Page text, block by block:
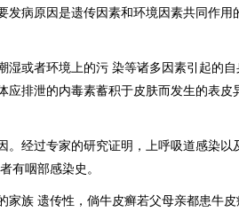
发病原因是遗传因素和环境因素共同作用
或者环境上的污 染等诸多因素引起的自
应排泄的内毒素蓄积于皮肤而发生的表皮
经过专家的研究证明，上呼吸道感染以
有咽部感染史。
族 遗传性，倘牛皮癣若父母亲都患牛皮